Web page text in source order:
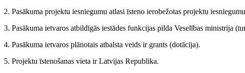
2. Pasākuma projektu iesniegumu atlasi īsteno ierobežotas projektu
3. Pasākuma ietvaros atbildīgās iestādes funkcijas pilda Veselības ministrija
4. Pasākuma ietvaros plānotais atbalsta veids ir grants (dotācija).
5. Projektu īstenošanas vieta ir Latvijas Republika.